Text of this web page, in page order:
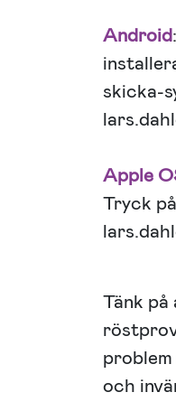
Android
skicka-
Apple
Tryck
Tänk
och